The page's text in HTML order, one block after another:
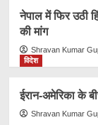
नेपाल में फिर उठी
की मांग
Shravan Kumar
विदेश
ईरान-अमेरिका के
Shravan Kumar